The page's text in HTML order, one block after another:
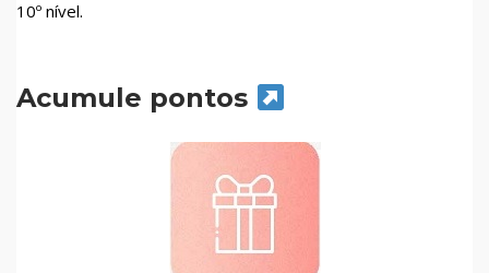
10º nível.
Acumule pontos